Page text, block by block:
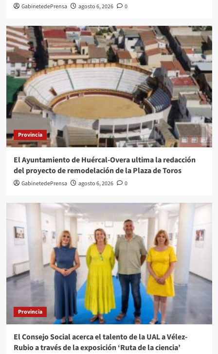
GabinetedePrensa agosto 6, 2026 0
Provincia
El Ayuntamiento de Huércal-Overa ultima la redacción
del proyecto de remodelación de la Plaza de Toros
GabinetedePrensa agosto 6, 2026 0
Provincia
El Consejo Social acerca el talento de la UAL a Vélez-
Rubio a través de la exposición ‘Ruta de la ciencia’